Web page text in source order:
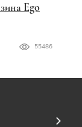
Ego
55486